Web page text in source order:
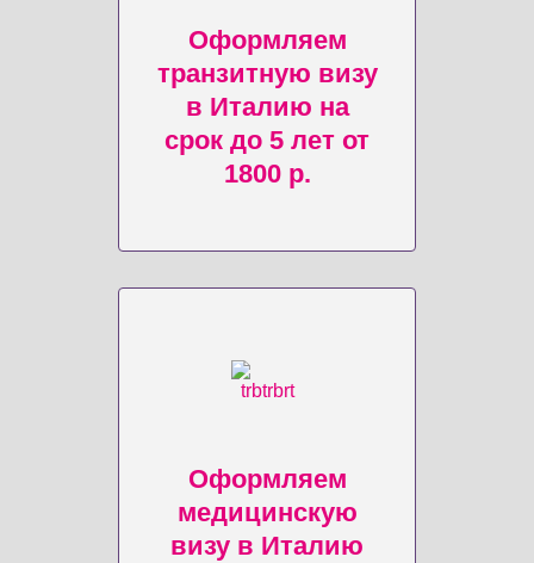
Оформляем
транзитную визу
в Италию на
срок до 5 лет от
1800 р.
Оформляем
медицинскую
визу в Италию